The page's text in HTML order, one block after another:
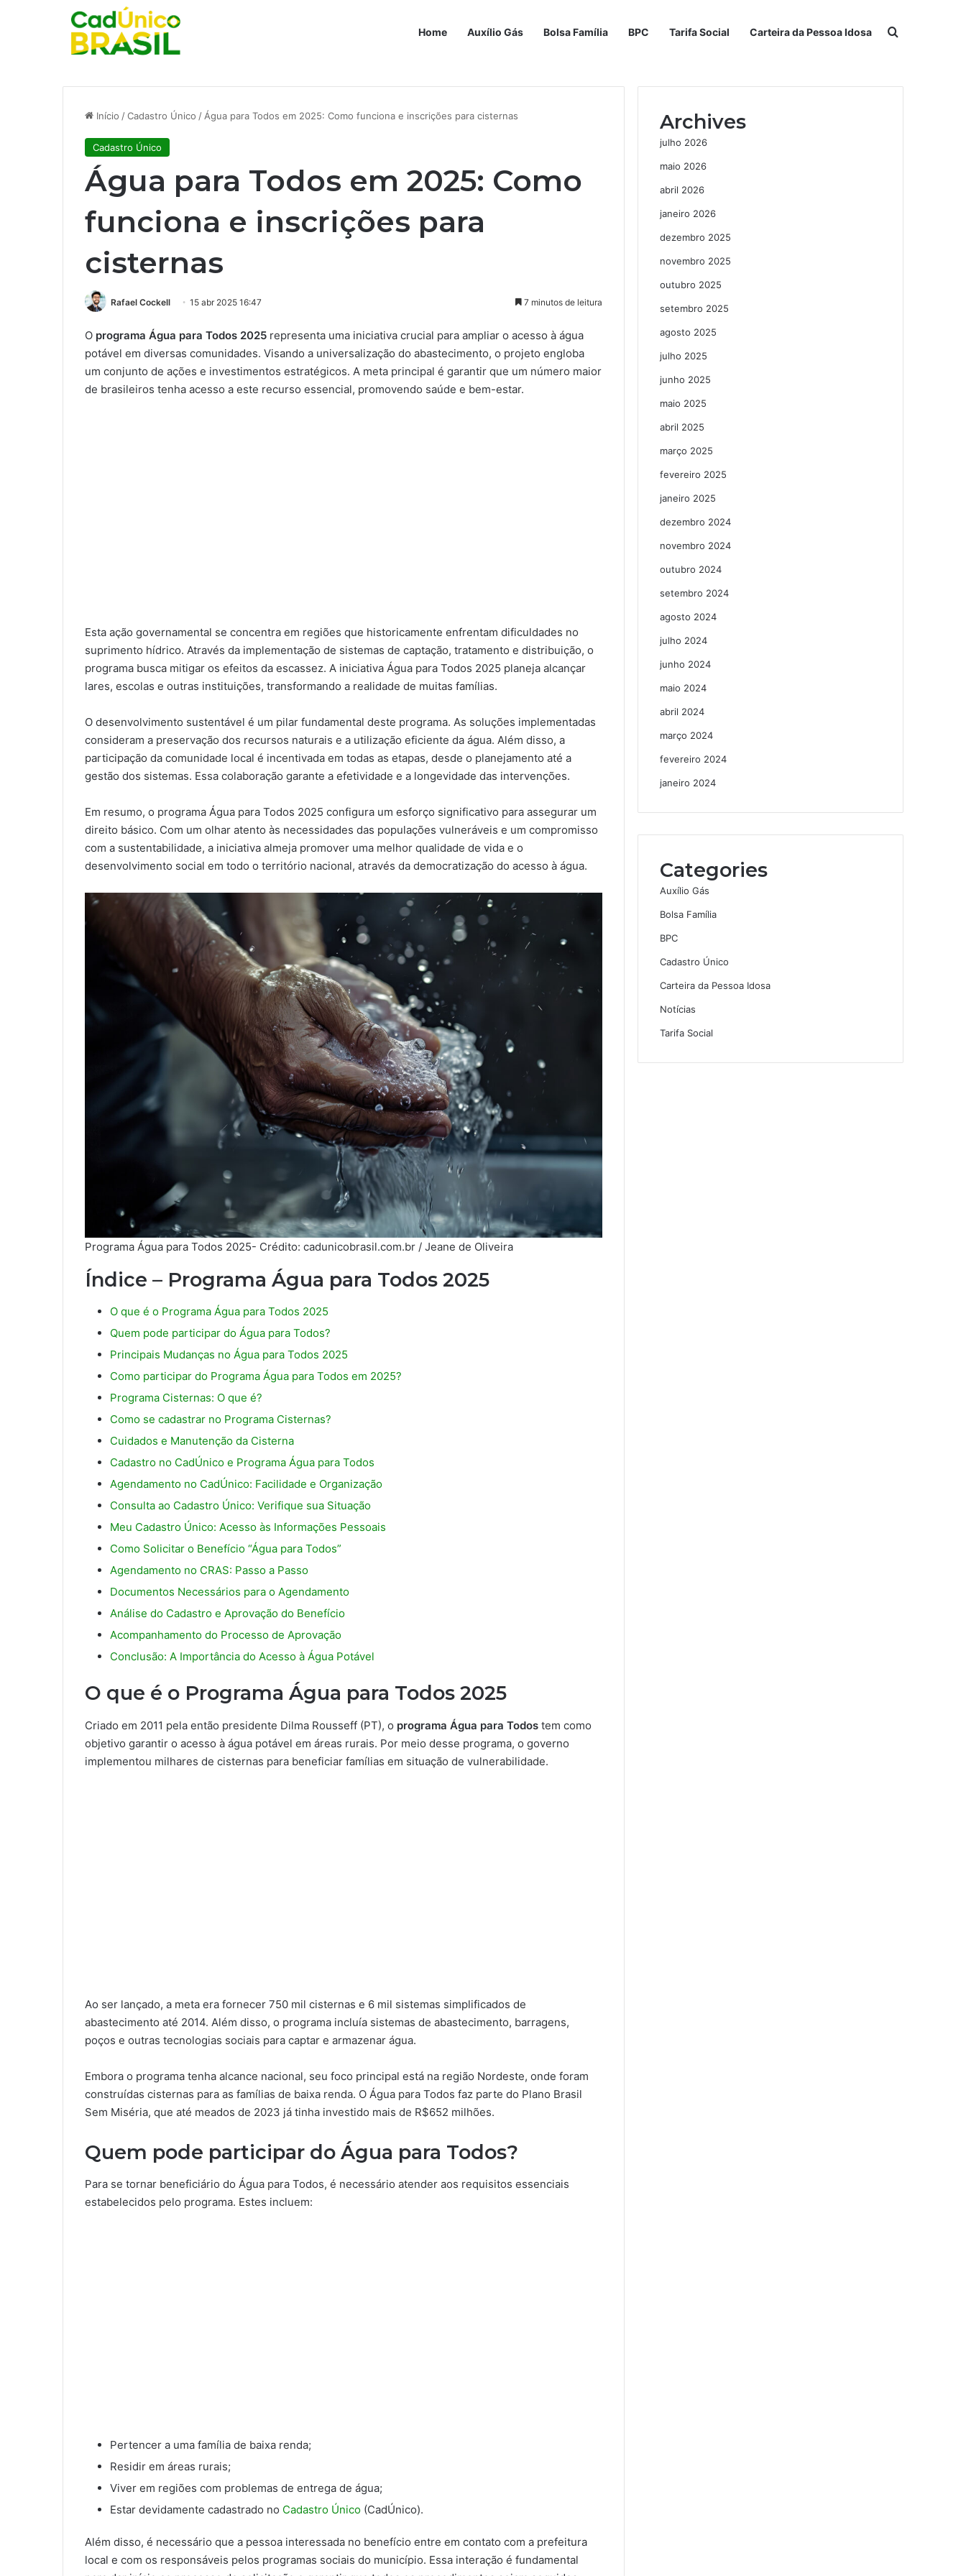
Home Auxílio Gás Bolsa Família BPC Tarifa Social Carteira da Pessoa Idosa Procurar por
Início /Cadastro Único / Água para Todos em 2025: Como funciona e inscrições para cisternas
Cadastro Único
Água para Todos em 2025: Como
funciona e inscrições para
cisternas
Rafael Cockell 15 abr 2025 16:47 7 minutos de leitura
O programa Água para Todos 2025 representa uma iniciativa crucial para ampliar o acesso à água
potável em diversas comunidades. Visando a universalização do abastecimento, o projeto engloba
um conjunto de ações e investimentos estratégicos. A meta principal é garantir que um número maior
de brasileiros tenha acesso a este recurso essencial, promovendo saúde e bem-estar.
Esta ação governamental se concentra em regiões que historicamente enfrentam dificuldades no
suprimento hídrico. Através da implementação de sistemas de captação, tratamento e distribuição, o
programa busca mitigar os efeitos da escassez. A iniciativa Água para Todos 2025 planeja alcançar
lares, escolas e outras instituições, transformando a realidade de muitas famílias.
O desenvolvimento sustentável é um pilar fundamental deste programa. As soluções implementadas
consideram a preservação dos recursos naturais e a utilização eficiente da água. Além disso, a
participação da comunidade local é incentivada em todas as etapas, desde o planejamento até a
gestão dos sistemas. Essa colaboração garante a efetividade e a longevidade das intervenções.
Em resumo, o programa Água para Todos 2025 configura um esforço significativo para assegurar um
direito básico. Com um olhar atento às necessidades das populações vulneráveis e um compromisso
com a sustentabilidade, a iniciativa almeja promover uma melhor qualidade de vida e o
desenvolvimento social em todo o território nacional, através da democratização do acesso à água.
Programa Água para Todos 2025- Crédito: cadunicobrasil.com.br / Jeane de Oliveira
Índice – Programa Água para Todos 2025
O que é o Programa Água para Todos 2025
Quem pode participar do Água para Todos?
Principais Mudanças no Água para Todos 2025
Como participar do Programa Água para Todos em 2025?
Programa Cisternas: O que é?
Como se cadastrar no Programa Cisternas?
Cuidados e Manutenção da Cisterna
Cadastro no CadÚnico e Programa Água para Todos
Agendamento no CadÚnico: Facilidade e Organização
Consulta ao Cadastro Único: Verifique sua Situação
Meu Cadastro Único: Acesso às Informações Pessoais
Como Solicitar o Benefício “Água para Todos”
Agendamento no CRAS: Passo a Passo
Documentos Necessários para o Agendamento
Análise do Cadastro e Aprovação do Benefício
Acompanhamento do Processo de Aprovação
Conclusão: A Importância do Acesso à Água Potável
O que é o Programa Água para Todos 2025
Criado em 2011 pela então presidente Dilma Rousseff (PT), o programa Água para Todos tem como
objetivo garantir o acesso à água potável em áreas rurais. Por meio desse programa, o governo
implementou milhares de cisternas para beneficiar famílias em situação de vulnerabilidade.
Ao ser lançado, a meta era fornecer 750 mil cisternas e 6 mil sistemas simplificados de
abastecimento até 2014. Além disso, o programa incluía sistemas de abastecimento, barragens,
poços e outras tecnologias sociais para captar e armazenar água.
Embora o programa tenha alcance nacional, seu foco principal está na região Nordeste, onde foram
construídas cisternas para as famílias de baixa renda. O Água para Todos faz parte do Plano Brasil
Sem Miséria, que até meados de 2023 já tinha investido mais de R$652 milhões.
Quem pode participar do Água para Todos?
Para se tornar beneficiário do Água para Todos, é necessário atender aos requisitos essenciais
estabelecidos pelo programa. Estes incluem:
Pertencer a uma família de baixa renda;
Residir em áreas rurais;
Viver em regiões com problemas de entrega de água;
Estar devidamente cadastrado no Cadastro Único (CadÚnico).
Além disso, é necessário que a pessoa interessada no benefício entre em contato com a prefeitura
local e com os responsáveis pelos programas sociais do município. Essa interação é fundamental
Archives
julho 2026
maio 2026
abril 2026
janeiro 2026
dezembro 2025
novembro 2025
outubro 2025
setembro 2025
agosto 2025
julho 2025
junho 2025
maio 2025
abril 2025
março 2025
fevereiro 2025
janeiro 2025
dezembro 2024
novembro 2024
outubro 2024
setembro 2024
agosto 2024
julho 2024
junho 2024
maio 2024
abril 2024
março 2024
fevereiro 2024
janeiro 2024
Categories
Auxílio Gás
Bolsa Família
BPC
Cadastro Único
Carteira da Pessoa Idosa
Notícias
Tarifa Social